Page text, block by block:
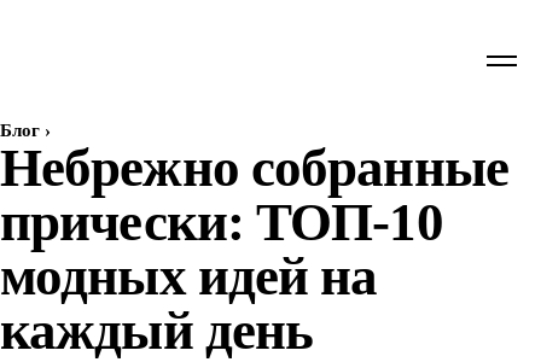
Блог ›
Небрежно собранные
прически: ТОП-10
модных идей на
каждый день